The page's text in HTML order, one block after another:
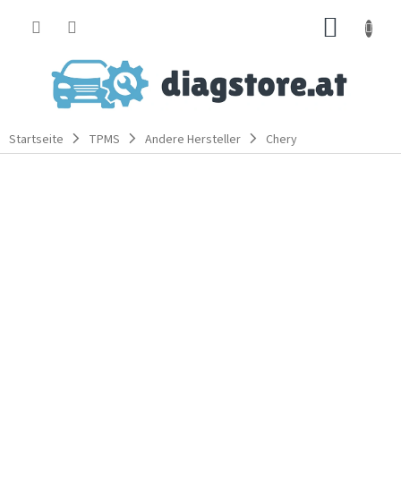
Startseite TPMS Andere Hersteller Chery